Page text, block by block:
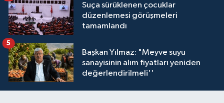
Suça sürüklenen çocuklar
düzenlemesi görüşmeleri
tamamlandı
Başkan Yılmaz: "Meyve suyu
sanayisinin alım fiyatları yeniden
değerlendirilmeli''
5